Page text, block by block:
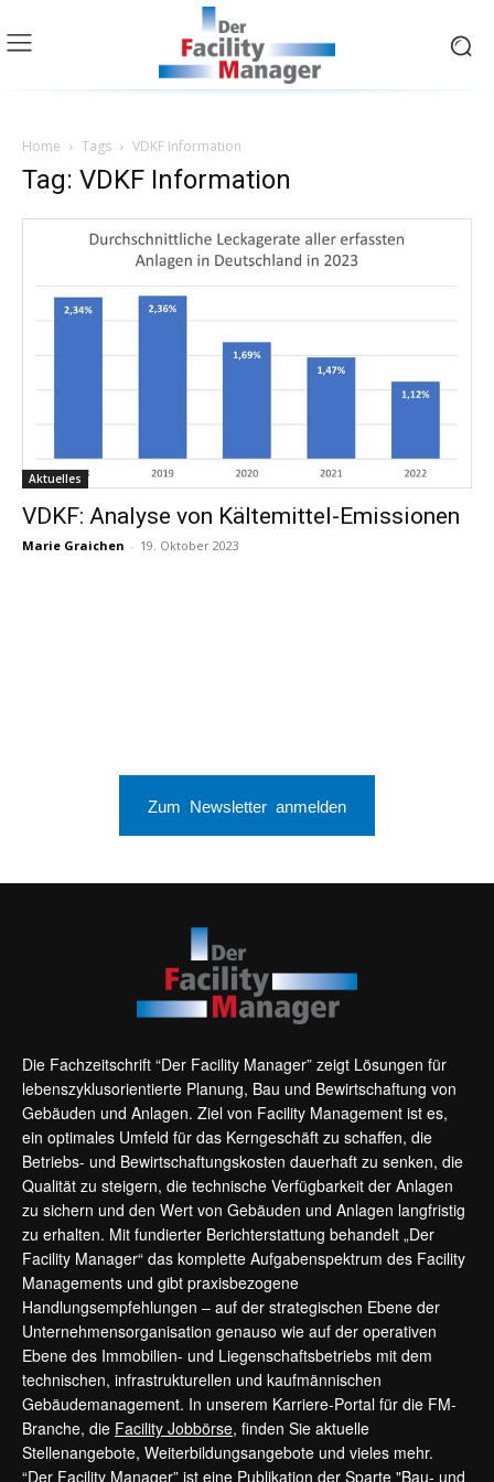
Home Tags VDKF Information
Tag: VDKF Information
Aktuelles
VDKF: Analyse von Kältemittel-Emissionen
Marie Graichen - 19. Oktober 2023
Zum Newsletter anmelden
Die Fachzeitschrift “Der Facility Manager” zeigt Lösungen für
lebenszyklusorientierte Planung, Bau und Bewirtschaftung von
Gebäuden und Anlagen. Ziel von Facility Management ist es,
ein optimales Umfeld für das Kerngeschäft zu schaffen, die
Betriebs- und Bewirtschaftungskosten dauerhaft zu senken, die
Qualität zu steigern, die technische Verfügbarkeit der Anlagen
zu sichern und den Wert von Gebäuden und Anlagen langfristig
zu erhalten. Mit fundierter Berichterstattung behandelt „Der
Facility Manager“ das komplette Aufgabenspektrum des Facility
Managements und gibt praxisbezogene
Handlungsempfehlungen – auf der strategischen Ebene der
Unternehmensorganisation genauso wie auf der operativen
Ebene des Immobilien- und Liegenschaftsbetriebs mit dem
technischen, infrastrukturellen und kaufmännischen
Gebäudemanagement. In unserem Karriere-Portal für die FM-
Branche, die Facility Jobbörse, finden Sie aktuelle
Stellenangebote, Weiterbildungsangebote und vieles mehr.
“Der Facility Manager” ist eine Publikation der Sparte "Bau- und